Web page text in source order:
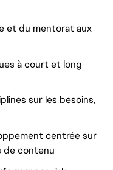
et du mentorat aux
à court et long
sur les besoins,
centrée sur
de contenu